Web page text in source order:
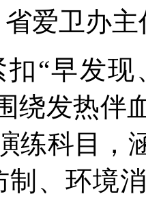
爱卫办
“早发
绕发热伴
练科目，
制、环境